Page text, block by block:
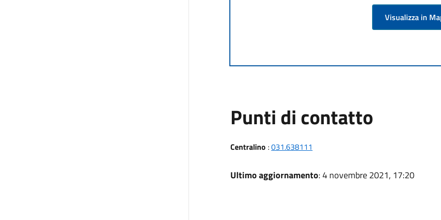
Visualizza in
Punti di contatto
Centralino :031.638111
Ultimo aggiornamento: 4 novembre 2021, 17:20